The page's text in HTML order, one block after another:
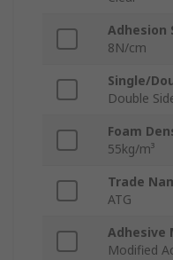
Adhesion
8N/cm
Single/
Double
Foam
55kg/m³
Trade
ATG
Adhesive
Modified